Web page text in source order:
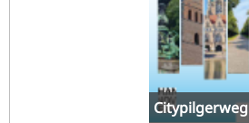
Citypilgerweg